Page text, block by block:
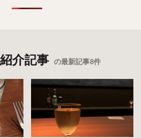
介記事 の最新記事8件